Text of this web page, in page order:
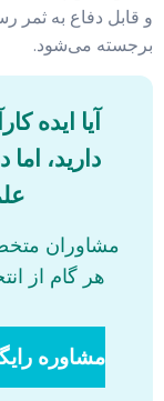
و قابل دفاع به
برجسته می‌شود.
آیا ایده
دارید،
مشاوران
هر گام از
مشاوره